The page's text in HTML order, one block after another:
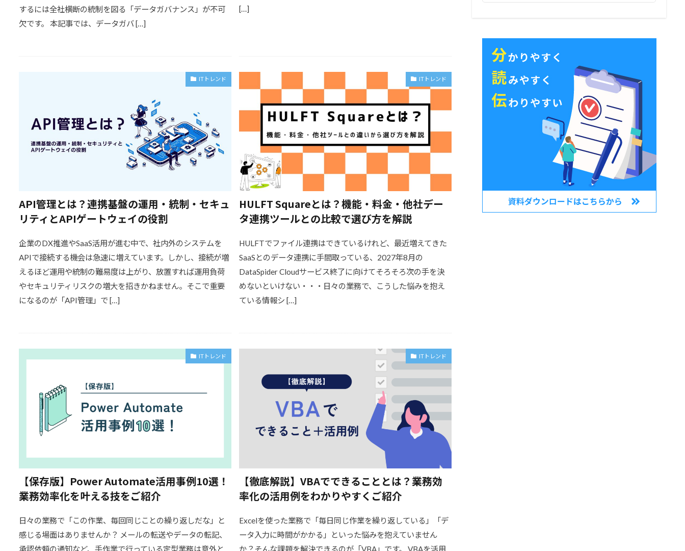
するには全社横断の統制を図る「データガバナンス」が不可
欠です。 本記事では、データガバ […]
[…]
ITトレンド
API管理とは？連携基盤の運用・統制・セキュ
リティとAPIゲートウェイの役割
企業のDX推進やSaaS活用が進む中で、社内外のシステムを
APIで接続する機会は急速に増えています。しかし、接続が増
えるほど運用や統制の難易度は上がり、放置すれば運用負荷
やセキュリティリスクの増大を招きかねません。そこで重要
になるのが「API管理」で […]
ITトレンド
HULFT Squareとは？機能・料金・他社デー
タ連携ツールとの比較で選び方を解説
HULFTでファイル連携はできているけれど、最近増えてきた
SaaSとのデータ連携に手間取っている、2027年8月の
DataSpider Cloudサービス終了に向けてそろそろ次の手を決
めないといけない・・・日々の業務で、こうした悩みを抱え
ている情報シ […]
ITトレンド
【保存版】Power Automate活用事例10選！
業務効率化を叶える技をご紹介
日々の業務で「この作業、毎回同じことの繰り返しだな」と
感じる場面はありませんか？ メールの転送やデータの転記、
承認依頼の通知など、手作業で行っている定型業務は意外と
ITトレンド
【徹底解説】VBAでできることとは？業務効
率化の活用例をわかりやすくご紹介
Excelを使った業務で「毎日同じ作業を繰り返している」「デ
ータ入力に時間がかかる」といった悩みを抱えていません
か？そんな課題を解決できるのが「VBA」です。 VBAを活用